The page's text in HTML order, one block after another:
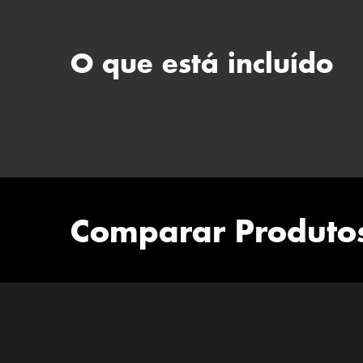
O que está incluído
GilletteLabs Body + Zona
Íntima
Comparar